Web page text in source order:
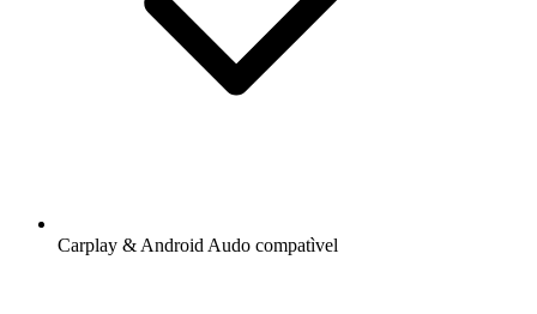
Carplay & Android Audo compatìvel